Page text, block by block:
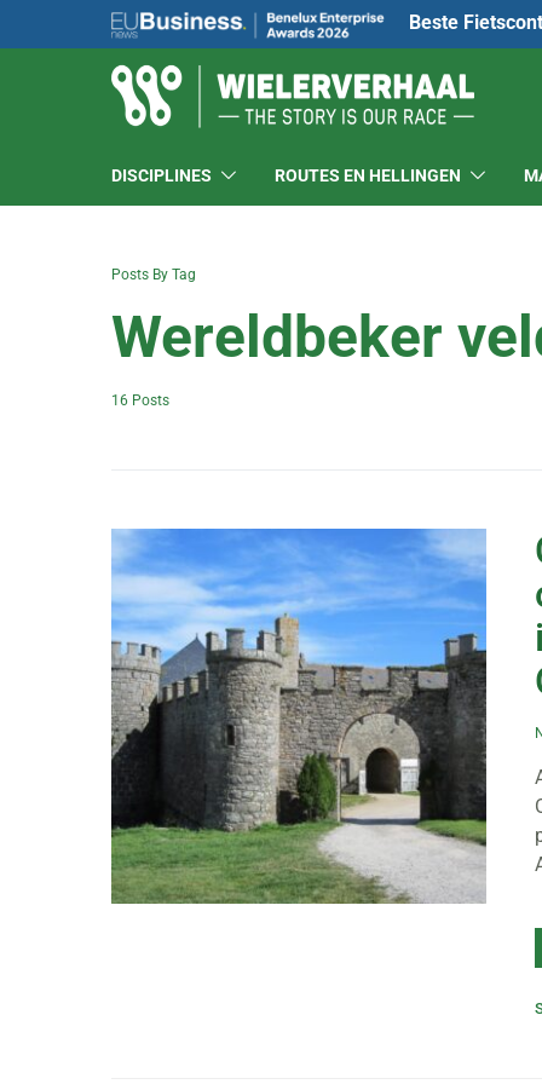
Beste
DISCIPLINES ROUTES EN HELLINGEN
Posts By Tag
Wereldbeker
16 Posts